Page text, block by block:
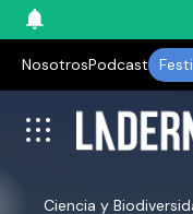
NosotrosPodcast
Ciencia y